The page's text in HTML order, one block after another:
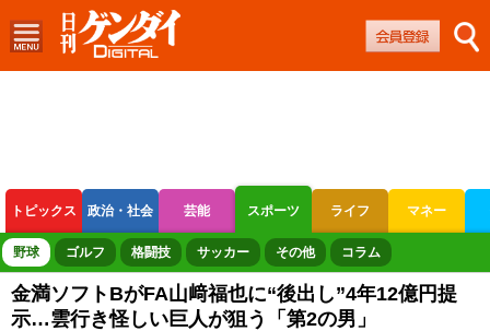
トピックス 政治・社会 芸能 スポーツ ライフ マネー
ボートレース 競輪 オートレース
野球 ゴルフ 格闘技 サッカー その他 コラム
金満ソフトBがFA山﨑福也に“後出し”4年12億円提
示…雲行き怪しい巨人が狙う「第2の男」